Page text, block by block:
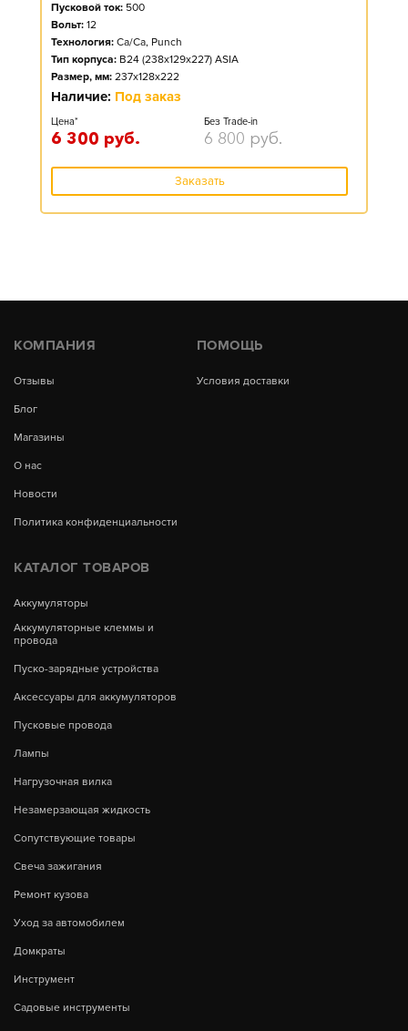
Пусковой ток: 500
Вольт: 12
Технология: Ca/Ca, Punch
Тип корпуса: B24 (238x129x227) ASIA
Размер, мм: 237x128x222
Наличие: Под заказ
Цена*
6 300 руб.
Без Trade-in
6 800 руб.
Заказать
КОМПАНИЯ
Отзывы
Блог
Магазины
О нас
Новости
Политика конфиденциальности
ПОМОЩЬ
Условия доставки
КАТАЛОГ ТОВАРОВ
Аккумуляторы
Аккумуляторные клеммы и
провода
Пуско-зарядные устройства
Аксессуары для аккумуляторов
Пусковые провода
Лампы
Нагрузочная вилка
Незамерзающая жидкость
Сопутствующие товары
Свеча зажигания
Ремонт кузова
Уход за автомобилем
Домкраты
Инструмент
Садовые инструменты